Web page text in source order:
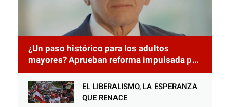
¿Un paso histórico para los adultos
mayores? Aprueban reforma impulsada por
el diputado Salomón Nazar para fortalecer
su protección en HondurasEL LIBERALISMO, LA ESPERANZA
QUE RENACE